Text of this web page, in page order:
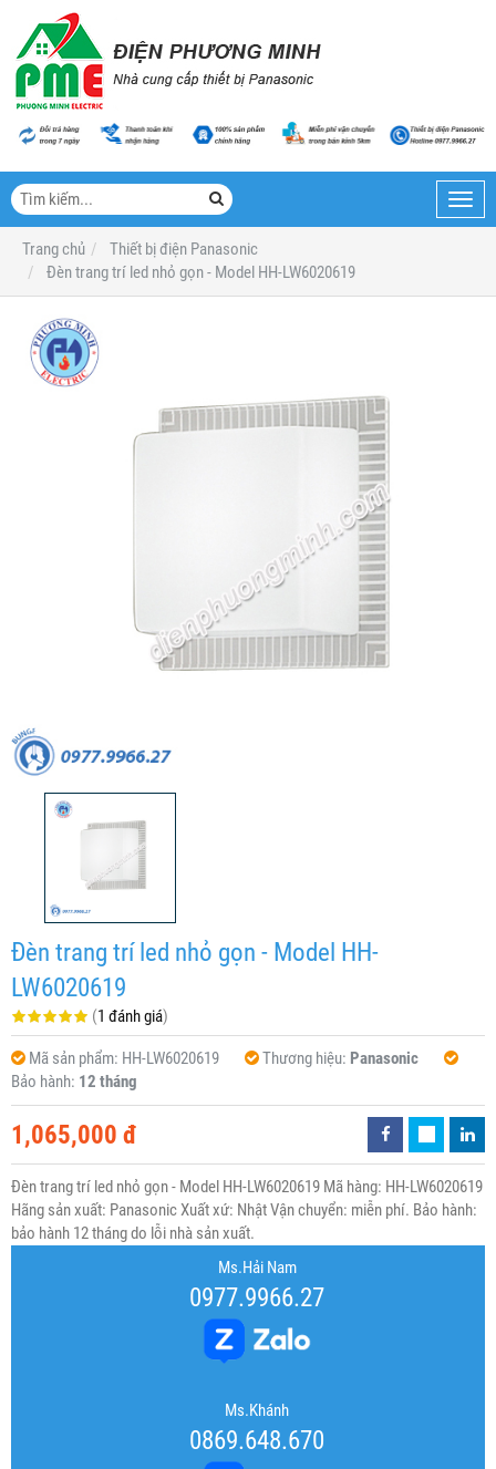
Trang chủ
Thiết bị điện Panasonic
Đèn trang trí led nhỏ gọn - Model HH-LW6020619
Đèn trang trí led nhỏ gọn - Model HH-
LW6020619
(1 đánh giá)
Mã sản phẩm: HH-LW6020619 Thương hiệu: Panasonic
Bảo hành: 12 tháng
1,065,000 đ
Đèn trang trí led nhỏ gọn - Model HH-LW6020619 Mã hàng: HH-LW6020619
Hãng sản xuất: Panasonic Xuất xứ: Nhật Vận chuyển: miễn phí. Bảo hành:
bảo hành 12 tháng do lỗi nhà sản xuất.
Ms.Hải Nam
0977.9966.27
Ms.Khánh
0869.648.670